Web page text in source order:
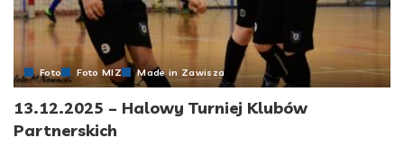
Foto Foto MIZ Made in Zawisza
13.12.2025 – Halowy Turniej Klubów
Partnerskich